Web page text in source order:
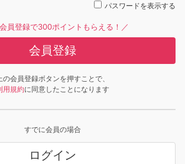
パスワードを表示する
員登録で300ポイントもらえる！／
会員登録
の会員登録ボタンを押すことで、
用規約に同意したことになります
すでに会員の場合
ログイン